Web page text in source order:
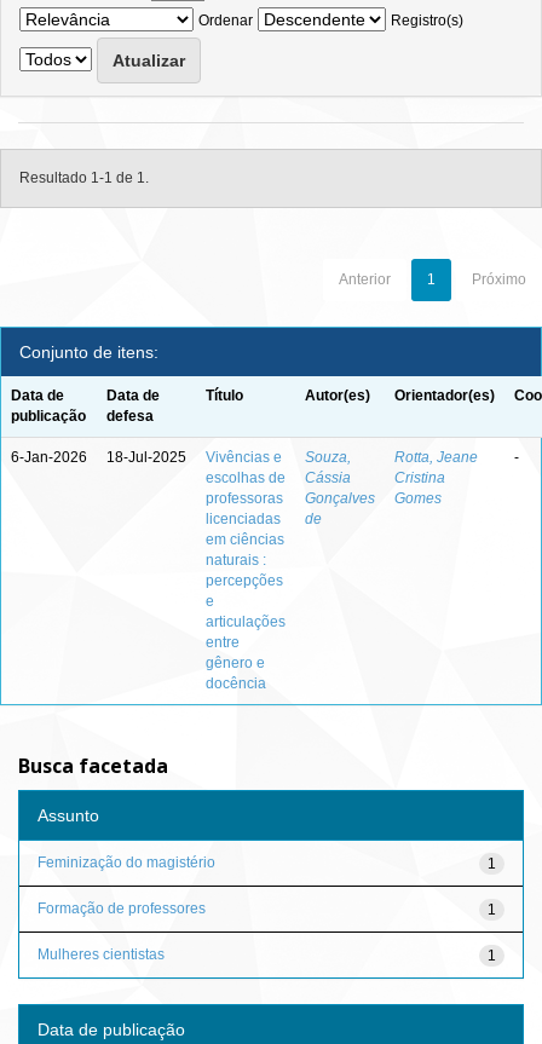
Ordenar
Registro(s)
Resultado 1-1 de 1.
Anterior 1 Próximo
Conjunto de itens:
Data de
publicação
Data de
defesa
Título Autor(es) Orientador(es)
6-Jan-2026 18-Jul-2025
Vivências e
escolhas de
professoras
licenciadas
em ciências
naturais :
percepções
e
articulações
entre
gênero e
docência
Souza,
Cássia
Gonçalves
de
Rotta, Jeane
Cristina
Gomes
-
Busca facetada
Assunto
1
Feminização do magistério
1
Formação de professores
1
Mulheres cientistas
Data de publicação